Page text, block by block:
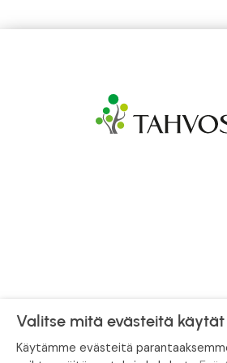
Valitse mitä evästeitä käytät
Käytämme evästeitä